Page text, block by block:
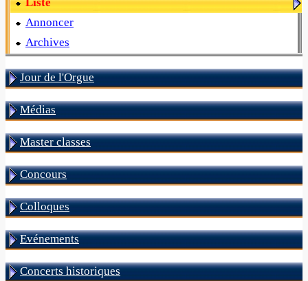
Annoncer
Archives
Jour de l'Orgue
Médias
Master classes
Concours
Colloques
Evénements
Concerts historiques